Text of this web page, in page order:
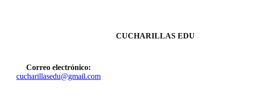
CUCHARILLAS EDU
Correo electrónico:
cucharillasedu@gmail.com